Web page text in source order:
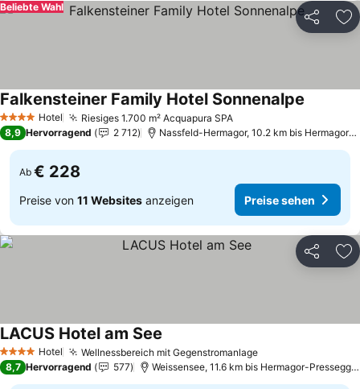
Teilen
Beliebte Wahl
4 Sterne Hotel Riesiges 1.700 m² Acquapura SPAPreise sehen
Falkensteiner Family Hotel Sonnenalpe
8,9 Hervorragend 2 712 Nassfeld-Hermagor, 10.2 km bis Hermagor-
Ab € 228
Preise von 11 Websites anzeigen Preise sehen
Teilen
4 Sterne Hotel Wellnessbereich mit GegenstromanlagePreise sehen
LACUS Hotel am See
8,7 Hervorragend 577 Weissensee, 11.6 km bis Hermagor-